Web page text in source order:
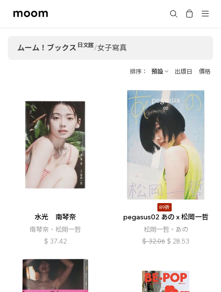
moom
搜尋
ムーム！ブックス 日文館/女子寫真
排序 預設 出版日 價格
水光 南琴奈
南琴奈、松岡一哲
$ 37.42
89折
pegasus02 あの x 松岡一哲
松岡一哲、あの
$ 32.06 $ 28.53